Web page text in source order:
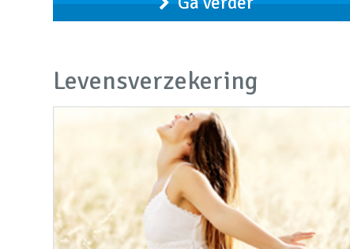
Levensverzekering